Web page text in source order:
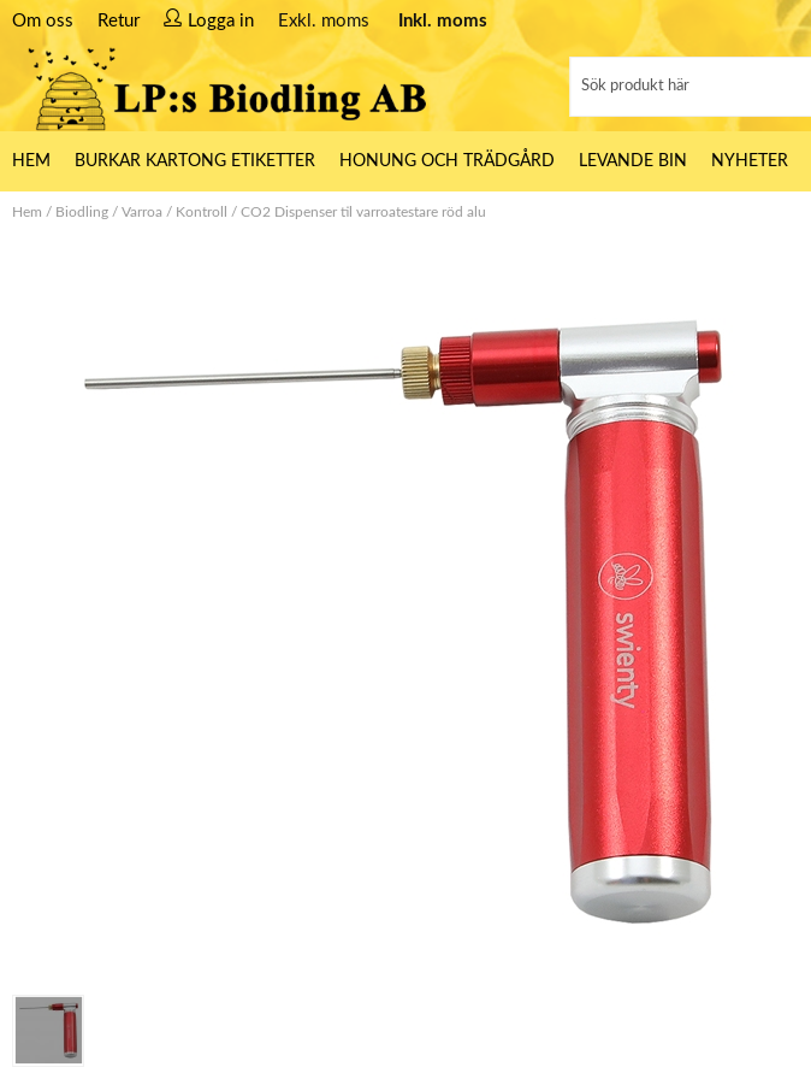
Om oss Retur Logga in Exkl. moms Inkl. moms
HEM BURKAR KARTONG ETIKETTER HONUNG OCH TRÄDGÅRD LEVANDE BIN NYHETER
Hem / Biodling / Varroa / Kontroll / CO2 Dispenser til varroatestare röd alu